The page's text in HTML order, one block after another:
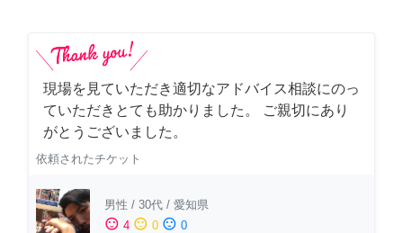
現場を見ていただき適切なアドバイス相談にのっ
ていただきとても助かりました。 ご親切にあり
がとうございました。
依頼されたチケット
男性 / 30代 / 愛知県
sentiment_satisfied 4 sentiment_neutral 0 sentiment_dissatisfied 0